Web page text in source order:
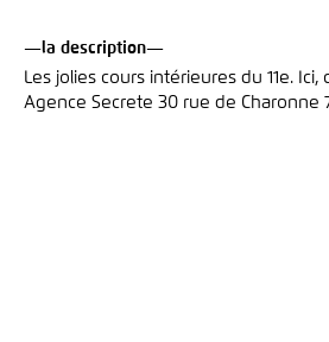
—la description—
Les jolies cours intérieures du 11e. Ici,
Agence Secrete 30 rue de Charonne